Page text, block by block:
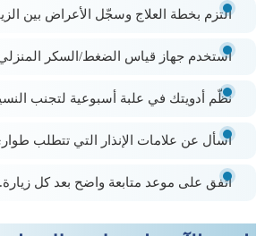
التزم بخطة العلاج وسجّل الأعراض بين
استخدم جهاز قياس الضغط/السكر
نظّم أدويتك في علبة أسبوعية لتجنب
اسأل عن علامات الإنذار التي تتطلب
اتفق على موعد متابعة واضح بعد كل زيارة.